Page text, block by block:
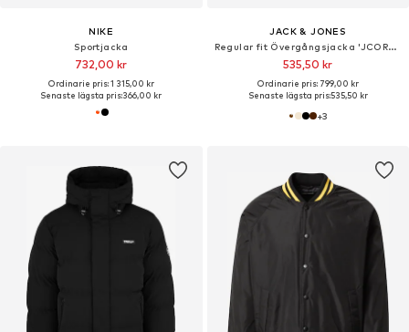
NIKE
Sportjacka
732,00 kr
Ordinarie pris: 1 315,00 kr
Senaste lägsta pris:366,00 kr
JACK & JONES
Regular fit Övergångsjacka 'JCORocky'
535,50 kr
Ordinarie pris: 799,00 kr
Senaste lägsta pris:535,50 kr
+3